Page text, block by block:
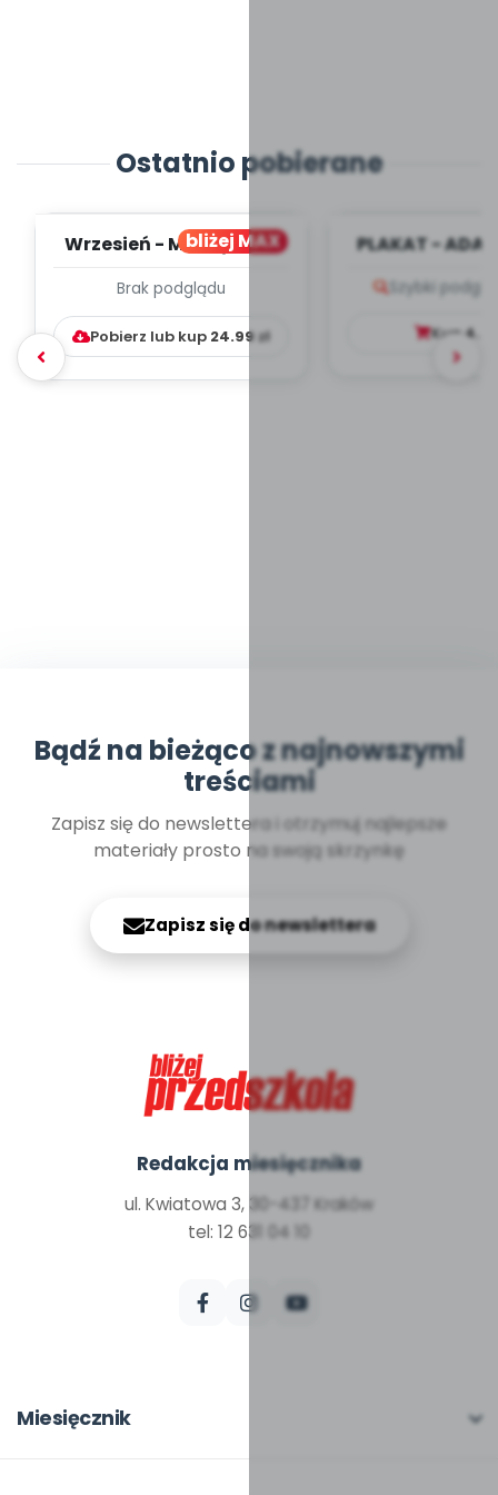
Ostatnio pobierane
bliżej MAX
Wrzesień - MIESIĘCZNY
WYCHOWAWCZO –
DYDAKTYC...
Brak podglądu
Pobierz lub kup 24.99zł
PLAKAT -
Szybki
Kup
Bądź na bieżąco z najnowszymi
treściami
Zapisz się do newslettera i otrzymuj najlepsze
materiały prosto na swoją skrzynkę
Zapisz się do newslettera
Redakcja miesięcznika
ul. Kwiatowa 3, 30-437 Kraków
tel: 12 631 04 10
Miesięcznik